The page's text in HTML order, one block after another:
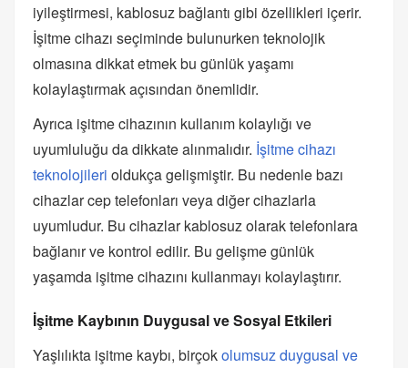
iyileştirmesi, kablosuz bağlantı gibi özellikleri içerir.
İşitme cihazı seçiminde bulunurken teknolojik
olmasına dikkat etmek bu günlük yaşamı
kolaylaştırmak açısından önemlidir.
Ayrıca işitme cihazının kullanım kolaylığı ve
uyumluluğu da dikkate alınmalıdır. İşitme cihazı
teknolojileri oldukça gelişmiştir. Bu nedenle bazı
cihazlar cep telefonları veya diğer cihazlarla
uyumludur. Bu cihazlar kablosuz olarak telefonlara
bağlanır ve kontrol edilir. Bu gelişme günlük
yaşamda işitme cihazını kullanmayı kolaylaştırır.
İşitme Kaybının Duygusal ve Sosyal Etkileri
Yaşlılıkta işitme kaybı, birçokolumsuz duygusal ve